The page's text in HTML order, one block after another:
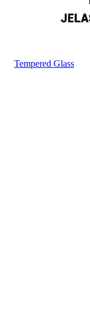
Tempered Glass